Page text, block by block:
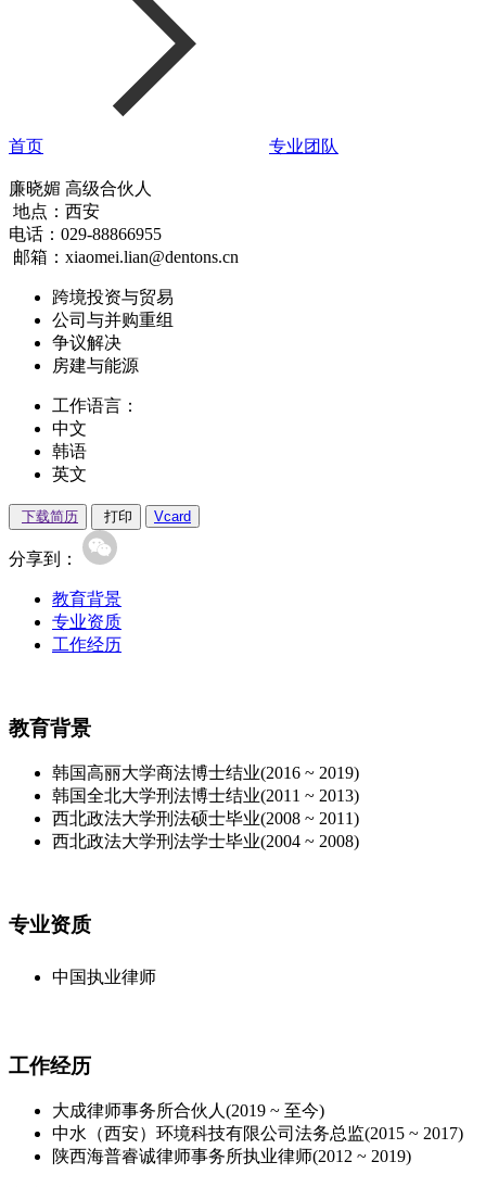
首页 专业团队
廉晓媚 高级合伙人
地点： 西安
电话： 029-88866955
邮箱： xiaomei.lian@dentons.cn
跨境投资与贸易
公司与并购重组
争议解决
房建与能源
工作语言：
中文
韩语
英文
下载简历 打印 Vcard
分享到：
教育背景
专业资质
工作经历
教育背景
韩国高丽大学商法博士结业(2016 ~ 2019)
韩国全北大学刑法博士结业(2011 ~ 2013)
西北政法大学刑法硕士毕业(2008 ~ 2011)
西北政法大学刑法学士毕业(2004 ~ 2008)
专业资质
中国执业律师
工作经历
大成律师事务所合伙人 (2019 ~ 至今)
中水（西安）环境科技有限公司 法务总监(2015 ~ 2017)
陕西海普睿诚律师事务所执业律师(2012 ~ 2019)